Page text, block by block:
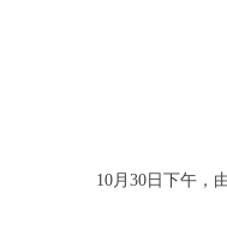
10月30日下午，